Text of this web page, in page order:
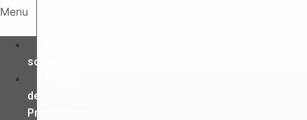
Ir
o
conteúdo
Menu
somos
de
Privacidade